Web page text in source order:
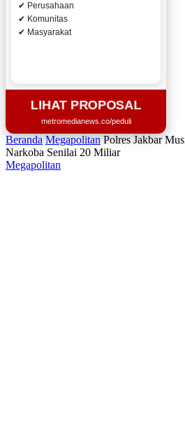
✔ Perusahaan
✔ Komunitas
✔ Masyarakat
LIHAT PROPOSAL
metromedianews.co/peduli
Beranda Megapolitan Polres Jakbar
Narkoba Senilai 20 Miliar
Megapolitan